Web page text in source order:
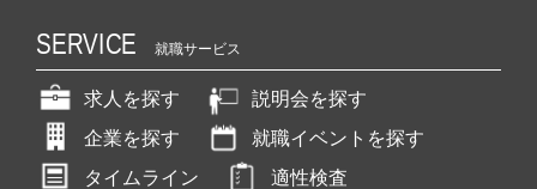
SERVICE 就職サービス
求人を探す
説明会を探す
企業を探す
就職イベントを探す
タイムライン
適性検査